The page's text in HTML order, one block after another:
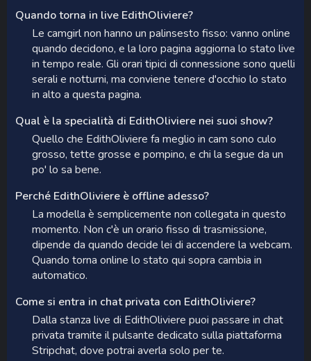
Quando torna in live EdithOliviere?
Le camgirl non hanno un palinsesto fisso: vanno online
quando decidono, e la loro pagina aggiorna lo stato live
in tempo reale. Gli orari tipici di connessione sono quelli
serali e notturni, ma conviene tenere d'occhio lo stato
in alto a questa pagina.
Qual è la specialità di EdithOliviere nei suoi show?
Quello che EdithOliviere fa meglio in cam sono culo
grosso, tette grosse e pompino, e chi la segue da un
po' lo sa bene.
Perché EdithOliviere è offline adesso?
La modella è semplicemente non collegata in questo
momento. Non c'è un orario fisso di trasmissione,
dipende da quando decide lei di accendere la webcam.
Quando torna online lo stato qui sopra cambia in
automatico.
Come si entra in chat privata con EdithOliviere?
Dalla stanza live di EdithOliviere puoi passare in chat
privata tramite il pulsante dedicato sulla piattaforma
Stripchat, dove potrai averla solo per te.